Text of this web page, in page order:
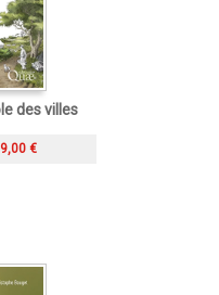
des villes
€